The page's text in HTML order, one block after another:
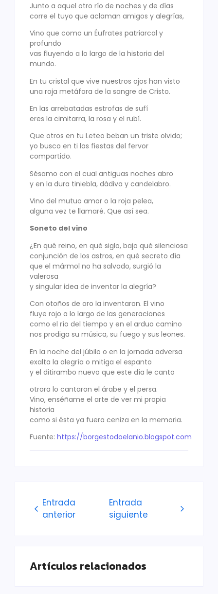
Junto a aquel otro río de noches y de días
corre el tuyo que aclaman amigos y alegrías,
Vino que como un Éufrates patriarcal y
profundo
vas fluyendo a lo largo de la historia del
mundo.
En tu cristal que vive nuestros ojos han visto
una roja metáfora de la sangre de Cristo.
En las arrebatadas estrofas de sufí
eres la cimitarra, la rosa y el rubí.
Que otros en tu Leteo beban un triste olvido;
yo busco en ti las fiestas del fervor
compartido.
Sésamo con el cual antiguas noches abro
y en la dura tiniebla, dádiva y candelabro.
Vino del mutuo amor o la roja pelea,
alguna vez te llamaré. Que así sea.
Soneto del vino
¿En qué reino, en qué siglo, bajo qué silenciosa
conjunción de los astros, en qué secreto día
que el mármol no ha salvado, surgió la
valerosa
y singular idea de inventar la alegría?
Con otoños de oro la inventaron. El vino
fluye rojo a lo largo de las generaciones
como el río del tiempo y en el arduo camino
nos prodiga su música, su fuego y sus leones.
En la noche del júbilo o en la jornada adversa
exalta la alegría o mitiga el espanto
y el ditirambo nuevo que este día le canto
otrora lo cantaron el árabe y el persa.
Vino, enséñame el arte de ver mi propia
historia
como si ésta ya fuera ceniza en la memoria.
Fuente: https://borgestodoelanio.blogspot.com
Entrada
anterior
Entrada
siguiente
Artículos relacionados